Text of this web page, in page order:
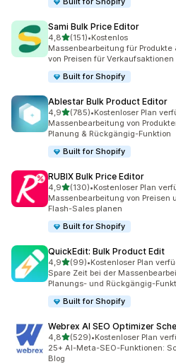
Sami Bulk Price Editor
4,8von 5 Sternen
(151)
151 Rezensionen insgesamt
•Kostenlos
Massenbearbeitung für
von Preisen für Verkaufsaktionen
Built for Shopify
Ablestar Bulk Product Editor
4,9von 5 Sternen
(785)
785 Rezensionen insgesamt
•Kostenloser Plan
Massenbearbeitung von
Planung & Rückgängig-Funktion
Built for Shopify
RUBIX Bulk Price Editor
4,9von 5 Sternen
(130)
130 Rezensionen insgesamt
•Kostenloser Plan
Massenbearbeitung von Preisen
Flash-Sales planen
Built for Shopify
QuickEdit: Bulk Product Edit
4,9von 5 Sternen
(99)
99 Rezensionen insgesamt
•Kostenloser Plan
Spare Zeit bei der
Planungs- und Rückgängig-
Built for Shopify
Webrex AI SEO Optimizer
4,8von 5 Sternen
(529)
529 Rezensionen insgesamt
•Kostenloser Plan
25+ AI-Meta-SEO-Funktionen:
Blog